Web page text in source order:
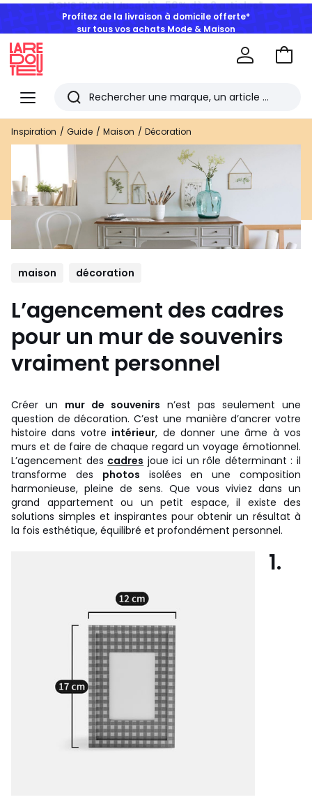
Profitez de la livraison à domicile offerte*
sur tous vos achats Mode & Maison
Menu
Redoute
Rechercher
Les
derniers
articles
consultés
Aller
Inspiration Guide Maison Décoration
maison décoration
L’agencement des cadres
pour un mur de souvenirs
vraiment personnel
Créer un mur de souvenirs n’est pas seulement une
question de décoration. C’est une manière d’ancrer votre
histoire dans votre intérieur, de donner une âme à vos
murs et de faire de chaque regard un voyage émotionnel.
L’agencement des cadres joue ici un rôle déterminant : il
transforme des photos isolées en une composition
harmonieuse, pleine de sens. Que vous viviez dans un
grand appartement ou un petit espace, il existe des
solutions simples et inspirantes pour obtenir un résultat à
la fois esthétique, équilibré et profondément personnel.
1.